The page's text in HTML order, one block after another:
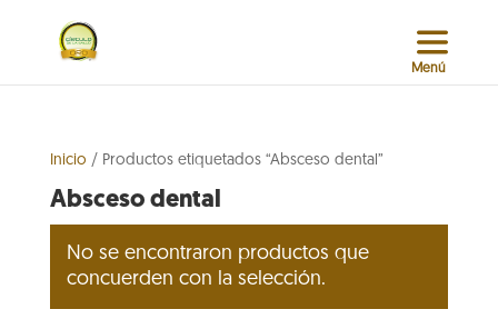
Inicio / Productos etiquetados “Absceso dental”
Absceso dental
No se encontraron productos que
concuerden con la selección.